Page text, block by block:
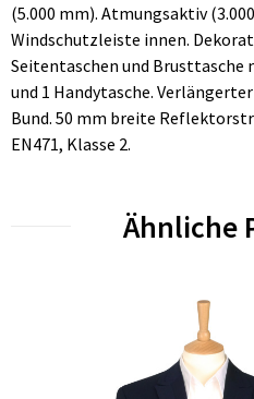
(5.000 mm). Atmungsaktiv
Windschutzleiste innen.
Seitentaschen und Brusttasche
und 1 Handytasche.
Bund. 50 mm breite
EN471, Klasse 2.
Ähnliche